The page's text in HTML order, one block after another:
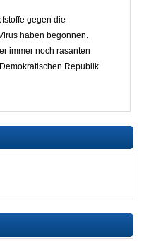
gegen die
haben begonnen.
immer noch rasanten
Republik